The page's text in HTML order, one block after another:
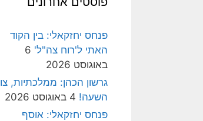
פנחס יחזקאלי: בין הקוד
האתי ל'רוח צה"ל' 6
באוגוסט 2026
גרשון הכהן: ממלכתיות, צו
השעה! 4 באוגוסט 2026
פנחס יחזקאלי: אוסף